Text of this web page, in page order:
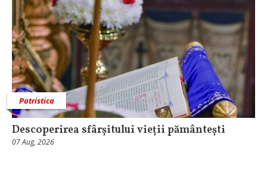
Patristica
Descoperirea sfârșitului vieții pământești
07 Aug, 2026